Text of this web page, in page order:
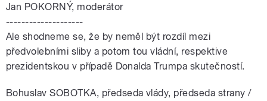
Jan POKORNÝ, moderátor
--------------------
Ale shodneme se, že by neměl být rozdíl mezi
předvolebními sliby a potom tou vládní, respektive
prezidentskou v případě Donalda Trumpa skutečností.
Bohuslav SOBOTKA, předseda vlády, předseda strany /